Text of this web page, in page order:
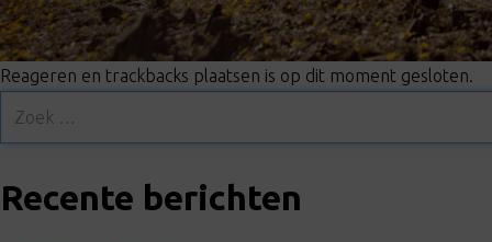
Reageren en trackbacks plaatsen is op dit moment gesloten.
Recente berichten